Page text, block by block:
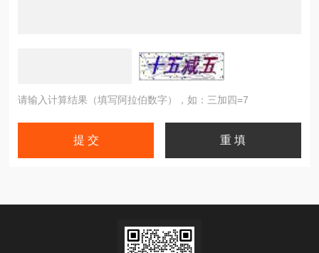
请输入计算结果（填写阿拉伯数字），如：三加四=7